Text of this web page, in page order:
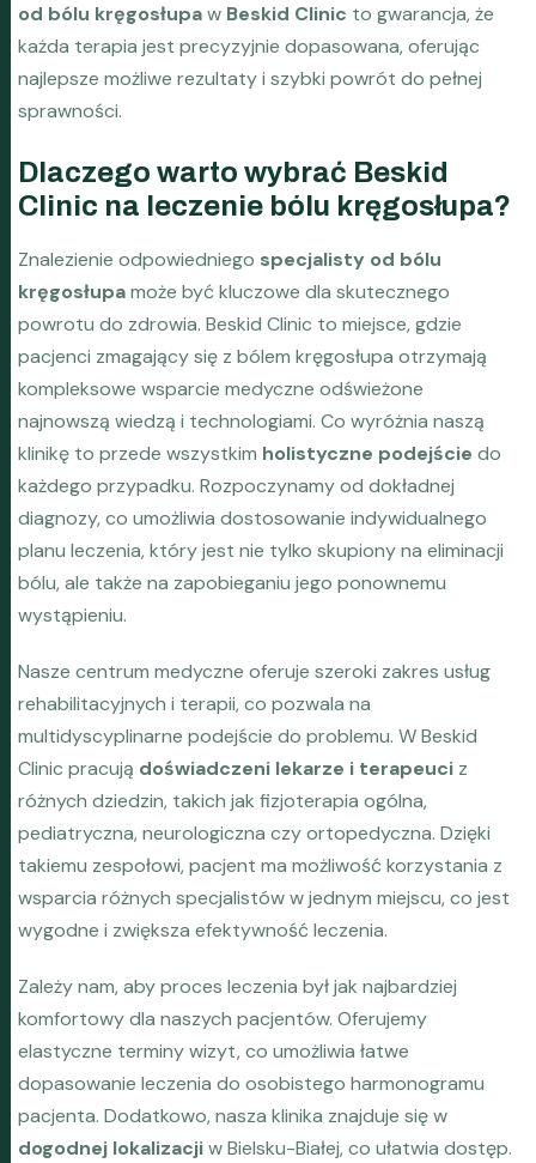
od bólu kręgosłupaw Beskid Clinic to gwarancja, że
każda terapia jest precyzyjnie dopasowana, oferując
najlepsze możliwe rezultaty i szybki powrót do pełnej
sprawności.
Dlaczego warto wybrać Beskid
Clinic na leczenie bólu kręgosłupa?
Znalezienie odpowiedniego specjalisty od bólu
kręgosłupamoże być kluczowe dla skutecznego
powrotu do zdrowia. Beskid Clinic to miejsce, gdzie
pacjenci zmagający się z bólem kręgosłupa otrzymają
kompleksowe wsparcie medyczne odświeżone
najnowszą wiedzą i technologiami. Co wyróżnia naszą
klinikę to przede wszystkim holistyczne podejście do
każdego przypadku. Rozpoczynamy od dokładnej
diagnozy, co umożliwia dostosowanie indywidualnego
planu leczenia, który jest nie tylko skupiony na eliminacji
bólu, ale także na zapobieganiu jego ponownemu
wystąpieniu.
Nasze centrum medyczne oferuje szeroki zakres usług
rehabilitacyjnych i terapii, co pozwala na
multidyscyplinarne podejście do problemu. W Beskid
Clinic pracują doświadczeni lekarze i terapeuci z
różnych dziedzin, takich jak fizjoterapia ogólna,
pediatryczna, neurologiczna czy ortopedyczna. Dzięki
takiemu zespołowi, pacjent ma możliwość korzystania z
wsparcia różnych specjalistów w jednym miejscu, co jest
wygodne i zwiększa efektywność leczenia.
Zależy nam, aby proces leczenia był jak najbardziej
komfortowy dla naszych pacjentów. Oferujemy
elastyczne terminy wizyt, co umożliwia łatwe
dopasowanie leczenia do osobistego harmonogramu
pacjenta. Dodatkowo, nasza klinika znajduje się w
dogodnej lokalizacjiw Bielsku-Białej, co ułatwia dostęp.